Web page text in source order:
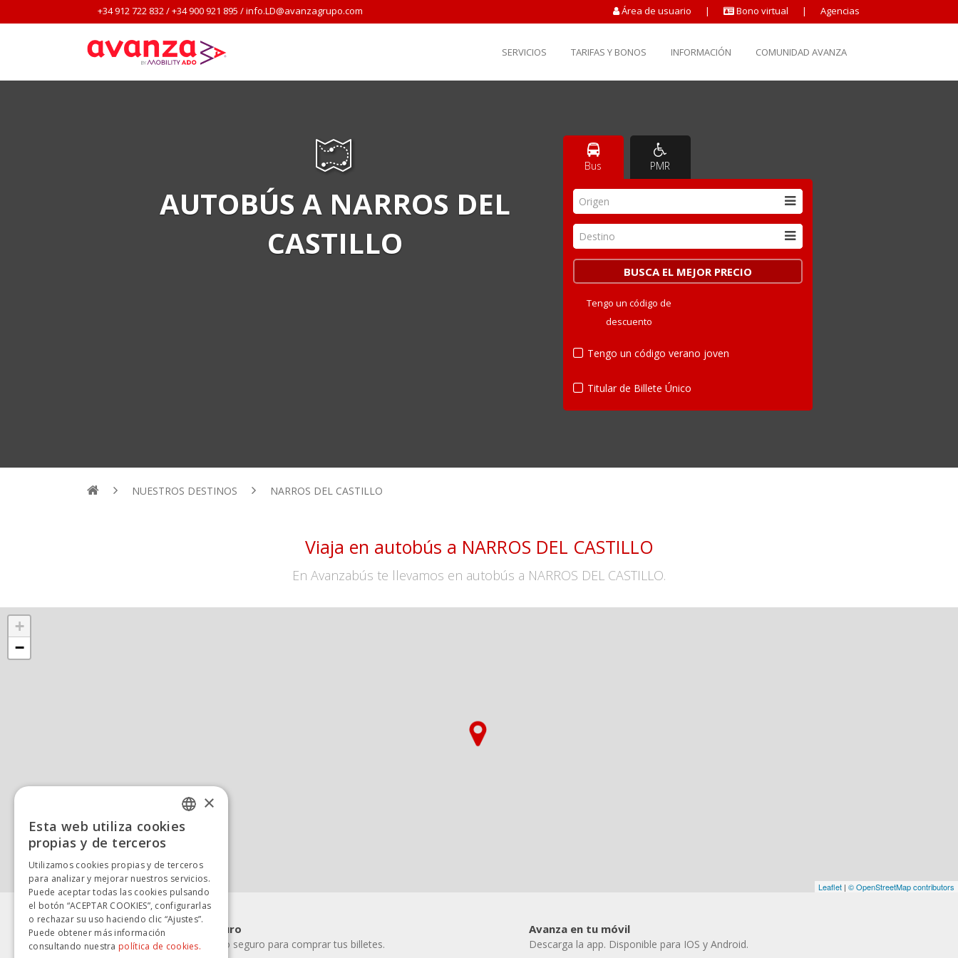
+34 912 722 832/+34 900 921 895 /info.LD@avanzagrupo.com Área de usuario | Bono virtual | Agencias
SERVICIOS TARIFAS Y BONOS INFORMACIÓN COMUNIDAD AVANZA
AUTOBÚS A NARROS DEL
CASTILLO
Bus PMR
Origen
Destino
Tengo un código de
descuento
Tengo un código verano joven
Titular de Billete Único
NUESTROS DESTINOS NARROS DEL CASTILLO
Viaja en autobús a NARROS DEL CASTILLO
En Avanzabús te llevamos en autobús a NARROS DEL CASTILLO.
+
−
Leaflet | © OpenStreetMap contributors
Pago rápido y seguro
Elige la forma de pago seguro para comprar tus billetes.
Avanza en tu móvil
Descarga la app. Disponible para IOS y Android.
SPANISH
×
Esta web utiliza cookies
propias y de terceros
Utilizamos cookies propias y de terceros
para analizar y mejorar nuestros servicios.
Puede aceptar todas las cookies pulsando
el botón “ACEPTAR COOKIES”, configurarlas
o rechazar su uso haciendo clic “Ajustes”.
Puede obtener más información
consultando nuestra política de cookies.